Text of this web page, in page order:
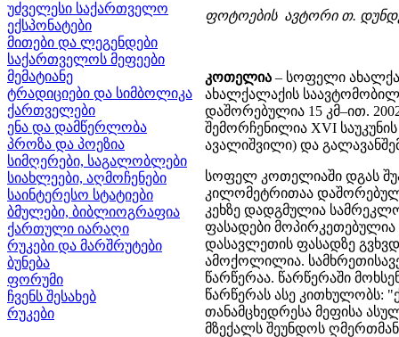
უძველესი საქართველო
ექსპონატები
მითები და ლეგენდები
საქართველოს მეფეები
მემატიანე
ტრადიციები და სიმბოლიკა
ქართველები
ენა და დამწერლობა
პროზა და პოეზია
სიმღერები, საგალობლები
სიახლეები, აღმოჩენები
საინტერესო სტატიები
ბმულები, ბიბლიოგრაფია
ქართული იარაღი
რუკები და მარშრუტები
ბუნება
ფორუმი
ჩვენს შესახებ
რუკები
ფოტოების ავტორი თ.
კოთელია – სოფელი
ახალქალაქის
დაშორებულია 15 კმ–ით.
შემორჩენილია XVI
ავალიშვილი) და
სოფელ კოთელიაში დგას შუა
კილომეტრითაა
კეხზე დადგმულია
ფასადები
დასავლეთის ფასადზე
ამოქოლილია.
წარწერაა. წარწერაში
წარწერას ასე კითხულობს:
თანამცხედრესა მეფისა
მზექალს შეუნდოს